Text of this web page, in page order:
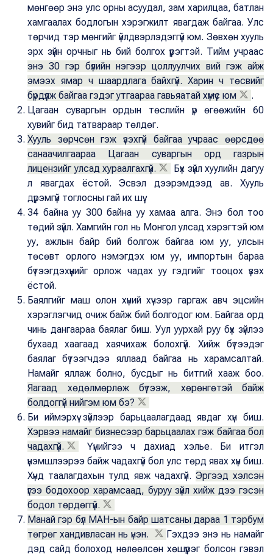
мөнгөөр энэ улс орны асуудал, зам харилцаа, батлан
хамгаалах бодлогын хэрэгжилт явагдаж байгаа. Улс
төрчид тэр мөнгийг үйлдвэрлэдэггүй юм. Зөвхөн хууль
эрх зүйн орчныг нь бий болгох үүрэгтэй. Тийм учраас
энэ 30 гэр бүлийн нэгээр цоллуулчих вий гэж айж
эмээх ямар ч шаардлага байхгүй. Харин ч төсвийг
бүрдүүлж байгаа гэдэг утгаараа гавьяатай хүмүүс юм
.
Цагаан суваргын ордын төслийн үр өгөөжийн 60
хувийг бид татвараар төлдөг.
Хууль зөрчсөн гэж үзэхгүй байгаа учраас өөрсдөө
санаачилгаараа Цагаан суваргын орд газрын
лицензийг улсад хураалгахгүй.
Бүх зүйл хуулийн дагуу
л явагдах ёстой. Эсвэл дээрэмдээд ав. Хууль
дүрэмгүй тоглосны гай их шүү.
34 байна уу 300 байна уу хамаа алга. Энэ бол тоо
төдий зүйл. Хамгийн гол нь Монгол улсад хэрэгтэй юм
уу, ажлын байр бий болгож байгаа юм уу, улсын
төсөвт орлого нэмэгдэх юм уу, импортын бараа
бүтээгдэхүүнийг орлож чадах уу гэдгийг тооцох үзэх
ёстой.
Баялгийг маш олон хүний хүчээр гаргаж авч эцсийн
хэрэглэгчид очиж байж бий болгодог юм. Байгаа орд
чинь дангаараа баялаг биш. Уул уурхай руу бүх зүйлээ
бухаад хаагаад хаячихаж болохгүй. Хийж бүтээдэг
баялаг бүтээгчдээ яллаад байгаа нь харамсалтай.
Намайг яллаж болно, бусдыг нь битгий хааж боо.
Яагаад хөдөлмөрлөж бүтээж, хөрөнгөтэй байж
болдоггүй нийгэм юм бэ?
Би иймэрхүү зүйлээр барьцаалагдаад явдаг хүн биш.
Хэрвээ намайг бизнесээр барьцаалах гэж байгаа бол
чадахгүй.
Үүнийгээ ч дахиад хэлье. Би итгэл
үнэмшлээрээ байж чадахгүй бол улс төрд явах хүн биш.
Хүнд таалагдахын тулд явж чадахгүй. Эргээд хэлсэн
үгээ бодохоор харамсаад, буруу зүйл хийж дээ гэсэн
бодол төрдөггүй.
Манай гэр бүл МАН-ын байр шатсаны дараа 1 тэрбум
төгрөг хандивласан нь үнэн.
Гэхдээ энэ нь намайг
дэд сайд болоход нөлөөлсөн хөшүүрэг болсон гэвэл